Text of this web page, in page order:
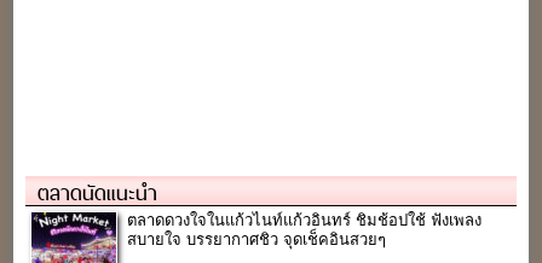
ตลาดนัดแนะนำ
ตลาดดวงใจในแก้วไนท์แก้วอินทร์ ชิมช้อปใช้ ฟังเพลง
สบายใจ บรรยากาศชิว จุดเช็คอินสวยๆ